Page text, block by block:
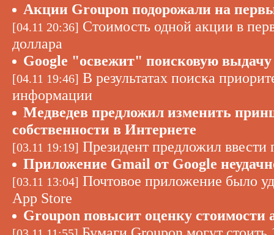
Акции Groupon подорожали на
[04.11 20:36] Стоимость одной акции в
доллара
Google "освежит" поисковую выдачу
[04.11 19:46] В результатах поиска
информации
Медведев предложил изменить
собственности в Интернете
[03.11 19:19] Президент предложил ввести
Приложение Gmail от Google
[03.11 13:04] Почтовое приложение было
App Store
Groupon повысит оценку стоимости